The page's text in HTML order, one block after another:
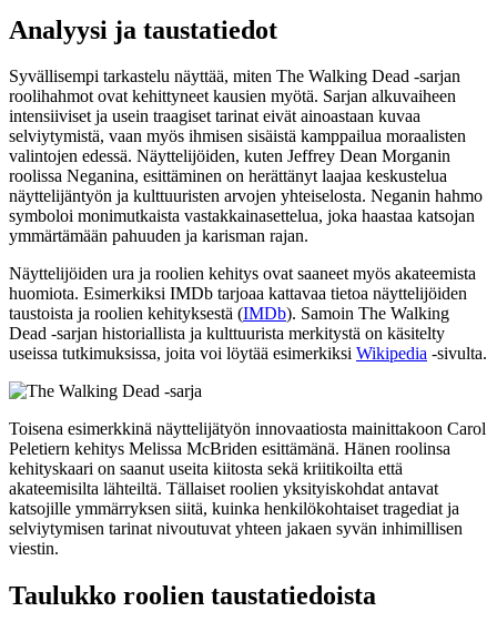
Analyysi ja taustatiedot
Syvällisempi tarkastelu näyttää, miten The Walking Dead -sarjan
roolihahmot ovat kehittyneet kausien myötä. Sarjan alkuvaiheen
intensiiviset ja usein traagiset tarinat eivät ainoastaan kuvaa
selviytymistä, vaan myös ihmisen sisäistä kamppailua moraalisten
valintojen edessä. Näyttelijöiden, kuten Jeffrey Dean Morganin
roolissa Neganina, esittäminen on herättänyt laajaa keskustelua
näyttelijäntyön ja kulttuuristen arvojen yhteiselosta. Neganin hahmo
symboloi monimutkaista vastakkainasettelua, joka haastaa katsojan
ymmärtämään pahuuden ja karisman rajan.
Näyttelijöiden ura ja roolien kehitys ovat saaneet myös akateemista
huomiota. Esimerkiksi IMDb tarjoaa kattavaa tietoa näyttelijöiden
taustoista ja roolien kehityksestä (IMDb). Samoin The Walking
Dead -sarjan historiallista ja kulttuurista merkitystä on käsitelty
useissa tutkimuksissa, joita voi löytää esimerkiksi Wikipedia -sivulta.
Toisena esimerkkinä näyttelijätyön innovaatiosta mainittakoon Carol
Peletiern kehitys Melissa McBriden esittämänä. Hänen roolinsa
kehityskaari on saanut useita kiitosta sekä kriitikoilta että
akateemisilta lähteiltä. Tällaiset roolien yksityiskohdat antavat
katsojille ymmärryksen siitä, kuinka henkilökohtaiset tragediat ja
selviytymisen tarinat nivoutuvat yhteen jakaen syvän inhimillisen
viestin.
Taulukko roolien taustatiedoista